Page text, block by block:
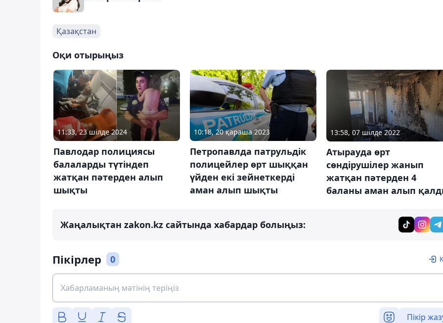
Қазақстан
Оқи отырыңыз
11:33, 23 шілде 2024
Павлодар полициясы
балаларды түтіндеп
жатқан пәтерден алып
шықты
10:18, 20 қараша 2023
Петропавлда патрульдік
полицейлер өрт шыққан
үйден екі зейнеткерді
аман алып шықты
13:58, 07 шілде 2022
Атырауда өрт
сөндірушілер жанып
жатқан пәтерден 4
баланы аман алып
Жаңалықтан zakon.kz сайтында хабардар болыңыз:
Пікірлер 0
Пікір